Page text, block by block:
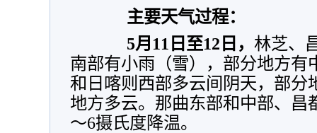
主要天气过程：
5月11日至12日， 林芝、
南部有小雨（雪），部分地方有
和日喀则西部多云间阴天，部分
地方多云。那曲东部和中部、昌
～6摄氏度降温。